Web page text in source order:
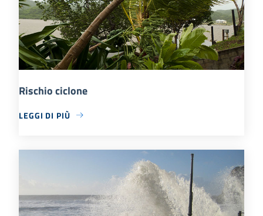
Rischio ciclone
LEGGI DI PIÙ